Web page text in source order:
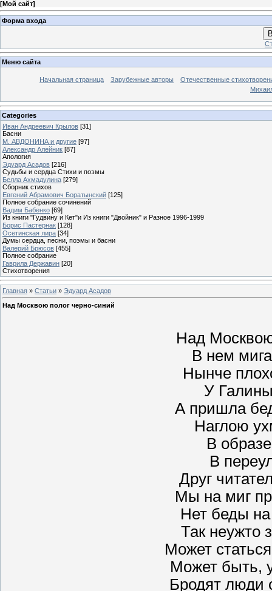
[Мой сайт]
Форма входа
Меню сайта
Начальная страница Зарубежные авторы
Отечественные
Categories
Иван Андреевич Крылов [31]
Басни
М. АВДОНИНА и другие [97]
Александр Алейник [87]
Апология
Эдуард Асадов [216]
Судьбы и сердца Стихи и поэмы
Белла Ахмадулина [279]
Сборник стихов
Евгений Абрамович Боратынский [125]
Полное собрание сочинений
Вадим Бабенко [69]
Из книги "Гудвину и Кет"и Из книги "Двойник" и Разное 1996-1999
Борис Пастернак [128]
Осетинская лира [34]
Думы сердца, песни, поэмы и басни
Валерий Брюсов [455]
Полное собрание
Гаврила Державин [20]
Стихотворения
Главная » Статьи » Эдуард Асадов
Над Москвою полог черно-синий
Над
В нем
Нынче
У
А пришла
Наглою
В
В
Друг
Мы на миг
Нет беды
Так неужто
Может
Может быть,
Бродят люди